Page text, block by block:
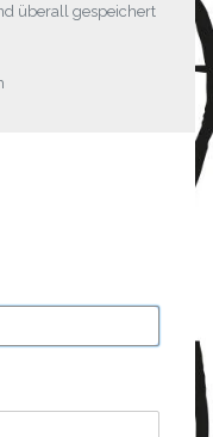
überall gespeichert